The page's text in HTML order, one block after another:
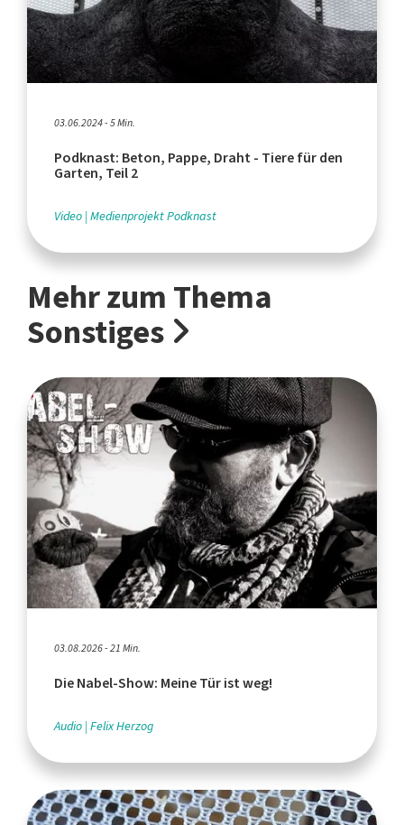
03.06.2024 - 5 Min.
Podknast: Beton, Pappe, Draht - Tiere für den
Garten, Teil 2
Video Medienprojekt Podknast
Mehr zum Thema
Sonstiges
03.08.2026 - 21 Min.
Die Nabel-Show: Meine Tür ist weg!
Audio Felix Herzog